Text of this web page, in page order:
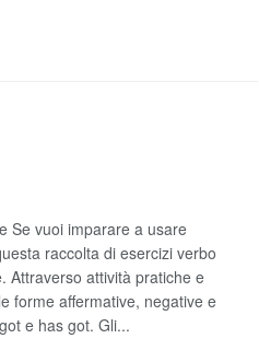
Se vuoi imparare a usare
raccolta di esercizi verbo
Attraverso attività pratiche e
forme affermative, negative e
e has got. Gli...